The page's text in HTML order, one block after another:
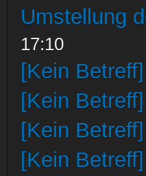
Umstellung
17:10
[Kein Betreff]
[Kein Betreff]
[Kein Betreff]
[Kein Betreff]